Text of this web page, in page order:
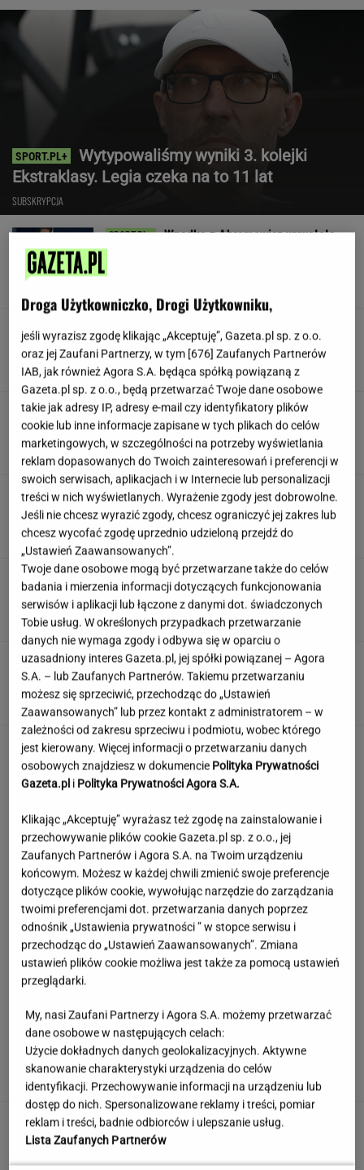
Wytypowaliśmy wyniki 3. kolejki
Ekstraklasy. Legia czeka na to 11 lat
SUBSKRYPCJA
Wpadka z Abramowicz wywołała
szum. U Świątek wydarzyło się coś
Koledzy z branży nie mieli litości dla Kłeczka.
"Odpiął wrotki"
Były szef PIP szuka pracy. Prosi
o radę. "Jakiej domagać się pensji?"
SUBSKRYPCJA
Atak na "rosyjski Amazon". Płonie centrum
logistyczne Wildberries w Jekaterynburgu
Duda ułaskawił Wąsika i
Kamińskiego, jego nie. "Skazał mnie Pan na
karę śmierci"
100 proc. obłożenia w samolotach. Wakacyjny
kierunek jest hitem
Księżniczka musi iść do wojska. Tyle czasu
spędzi w armii
Urzędnicy pukają do domów. Chcą paragonów
MATERIAŁ PROMOCYJNY
Droga Użytkowniczko, Drogi Użytkowniku,
jeśli wyrazisz zgodę klikając „Akceptuję”, Gazeta.pl sp. z o.o.
oraz jej Zaufani Partnerzy, w tym [676] Zaufanych Partnerów
IAB, jak również Agora S.A. będąca spółką powiązaną z
Gazeta.pl sp. z o.o., będą przetwarzać Twoje dane osobowe
takie jak adresy IP, adresy e-mail czy identyfikatory plików
cookie lub inne informacje zapisane w tych plikach do celów
marketingowych, w szczególności na potrzeby wyświetlania
reklam dopasowanych do Twoich zainteresowań i preferencji w
swoich serwisach, aplikacjach i w Internecie lub personalizacji
treści w nich wyświetlanych. Wyrażenie zgody jest dobrowolne.
Jeśli nie chcesz wyrazić zgody, chcesz ograniczyć jej zakres lub
chcesz wycofać zgodę uprzednio udzieloną przejdź do
„Ustawień Zaawansowanych”.
Twoje dane osobowe mogą być przetwarzane także do celów
badania i mierzenia informacji dotyczących funkcjonowania
serwisów i aplikacji lub łączone z danymi dot. świadczonych
Tobie usług. W określonych przypadkach przetwarzanie
danych nie wymaga zgody i odbywa się w oparciu o
uzasadniony interes Gazeta.pl, jej spółki powiązanej – Agora
S.A. – lub Zaufanych Partnerów. Takiemu przetwarzaniu
możesz się sprzeciwić, przechodząc do „Ustawień
Zaawansowanych” lub przez kontakt z administratorem – w
zależności od zakresu sprzeciwu i podmiotu, wobec którego
jest kierowany. Więcej informacji o przetwarzaniu danych
osobowych znajdziesz w dokumencie Polityka Prywatności
Gazeta.pl i Polityka Prywatności Agora S.A.
Klikając „Akceptuję” wyrażasz też zgodę na zainstalowanie i
przechowywanie plików cookie Gazeta.pl sp. z o.o., jej
Zaufanych Partnerów i Agora S.A. na Twoim urządzeniu
końcowym. Możesz w każdej chwili zmienić swoje preferencje
dotyczące plików cookie, wywołując narzędzie do zarządzania
twoimi preferencjami dot. przetwarzania danych poprzez
odnośnik „Ustawienia prywatności ” w stopce serwisu i
przechodząc do „Ustawień Zaawansowanych”. Zmiana
ustawień plików cookie możliwa jest także za pomocą ustawień
przeglądarki.
My, nasi Zaufani Partnerzy i Agora S.A. możemy przetwarzać
dane osobowe w następujących celach:
Użycie dokładnych danych geolokalizacyjnych. Aktywne
skanowanie charakterystyki urządzenia do celów
identyfikacji. Przechowywanie informacji na urządzeniu lub
dostęp do nich. Spersonalizowane reklamy i treści, pomiar
reklam i treści, badnie odbiorców i ulepszanie usług.
Lista Zaufanych Partnerów